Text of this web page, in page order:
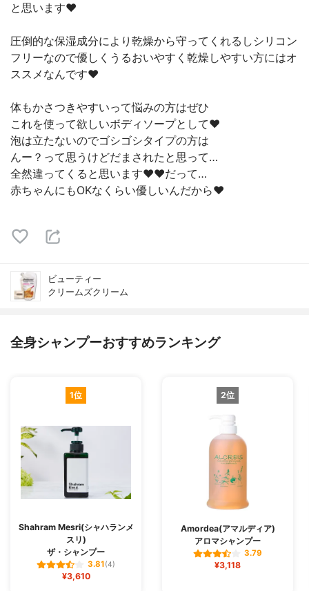
と思います❤︎
圧倒的な保湿成分により乾燥から守ってくれるしシリコン
フリーなので優しくうるおいやすく乾燥しやすい方にはオ
ススメなんです❤︎
体もかさつきやすいって悩みの方はぜひ
これを使って欲しいボディソープとして❤︎
泡は立たないのでゴシゴシタイプの方は
んー？って思うけどだまされたと思って…
全然違ってくると思います❤︎❤︎だって…
赤ちゃんにもOKなくらい優しいんだから❤︎
ビューティー
クリームズクリーム
全身シャンプーおすすめランキング
1位
Shahram Mesri(シャハランメ
スリ)
ザ・シャンプー
3.81(4)
¥3,610
2位
Amordea(アマルディア)
アロマシャンプー
3.79
¥3,118